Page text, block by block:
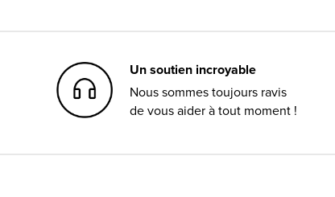
Un soutien incroyable
Nous sommes toujours ravis
de vous aider à tout moment !